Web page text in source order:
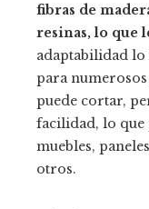
fibras de
resinas, lo que
adaptabilidad lo
para
puede cortar,
facilidad, lo que
muebles,
otros.